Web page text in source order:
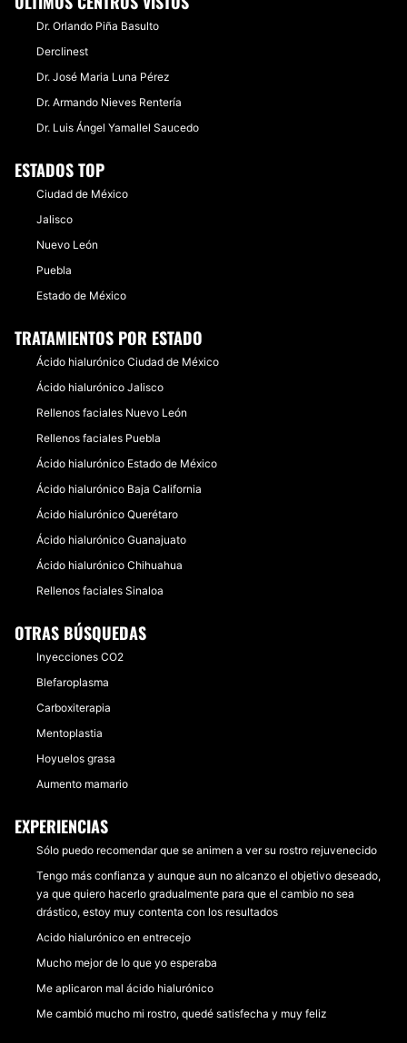
Dr. Orlando Piña Basulto
Derclinest
Dr. José Maria Luna Pérez
Dr. Armando Nieves Rentería
Dr. Luis Ángel Yamallel Saucedo
ESTADOS TOP
Ciudad de México
Jalisco
Nuevo León
Puebla
Estado de México
TRATAMIENTOS POR ESTADO
Ácido hialurónico Ciudad de México
Ácido hialurónico Jalisco
Rellenos faciales Nuevo León
Rellenos faciales Puebla
Ácido hialurónico Estado de México
Ácido hialurónico Baja California
Ácido hialurónico Querétaro
Ácido hialurónico Guanajuato
Ácido hialurónico Chihuahua
Rellenos faciales Sinaloa
OTRAS BÚSQUEDAS
Inyecciones CO2
Blefaroplasma
Carboxiterapia
Mentoplastia
Hoyuelos grasa
Aumento mamario
EXPERIENCIAS
Sólo puedo recomendar que se animen a ver su rostro rejuvenecido
Tengo más confianza y aunque aun no alcanzo el objetivo deseado,
ya que quiero hacerlo gradualmente para que el cambio no sea
drástico, estoy muy contenta con los resultados
Acido hialurónico en entrecejo
Mucho mejor de lo que yo esperaba
Me aplicaron mal ácido hialurónico
Me cambió mucho mi rostro, quedé satisfecha y muy feliz